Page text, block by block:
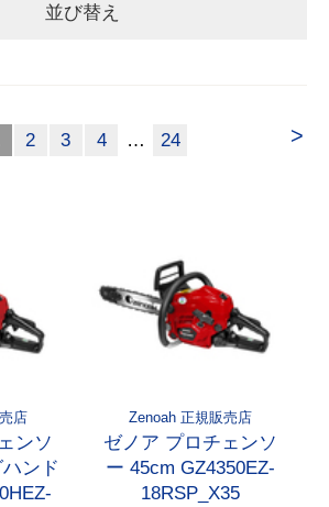
並び替え
>
2 3 4 … 24
店
ンソ
ンド
Zenoah 正規販売店
ゼノア プロチェンソ
ー 45cm GZ4350EZ-
18RSP_X35